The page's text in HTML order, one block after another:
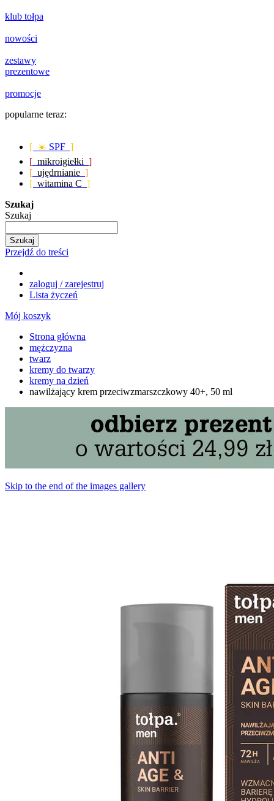
klub tołpa
nowości
zestawy
prezentowe
promocje
popularne teraz:
[ ☀️ SPF ]
[ mikroigiełki ]
[ ujędrnianie ]
[ witamina C ]
Szukaj
Szukaj
Szukaj
Przejdź do treści
zaloguj / zarejestruj
Lista życzeń
Mój koszyk
Strona główna
mężczyzna
twarz
kremy do twarzy
kremy na dzień
nawilżający krem przeciwzmarszczkowy 40+, 50 ml
Skip to the end of the images gallery